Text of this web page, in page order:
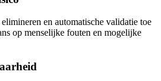
en automatische validatie toe
op menselijke fouten en mogelijke